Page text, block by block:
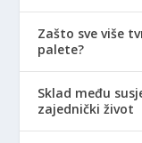
Zašto sve više
palete?
Sklad među
zajednički život